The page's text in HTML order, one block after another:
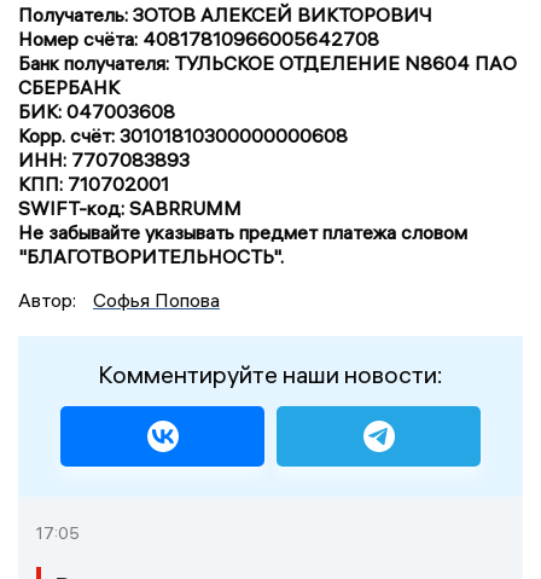
Получатель: ЗОТОВ АЛЕКСЕЙ ВИКТОРОВИЧ
Номер счёта: 40817810966005642708
Банк получателя: ТУЛЬСКОЕ ОТДЕЛЕНИЕ N8604 ПАО
СБЕРБАНК
БИК: 047003608
Корр. счёт: 30101810300000000608
ИНН: 7707083893
КПП: 710702001
SWIFT-код: SABRRUMM
Не забывайте указывать предмет платежа словом
"БЛАГОТВОРИТЕЛЬНОСТЬ".
Автор:
Софья Попова
Комментируйте наши новости:
17:05